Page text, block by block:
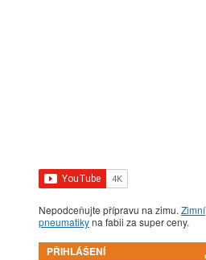
Nepodceňujte přípravu na zimu. Zimní
pneumatikyna fabii za super ceny.
PŘIHLÁŠENÍ